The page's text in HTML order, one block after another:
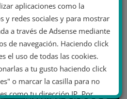
aplicaciones como la
y redes sociales y para mostrar
a través de Adsense mediante
de navegación. Haciendo click
el uso de todas las cookies.
a tu gusto haciendo click
o marcar la casilla para no
como tu dirección IP. Por